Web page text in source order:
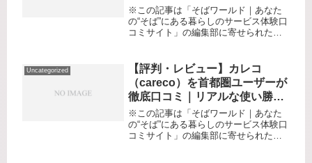
～都市生活を変えるシェアサイ
クルサービスの本音
※この記事は「そばワールド｜あなた
の“そば”にある暮らしのサービス体験口
コミサイト」の編集部に寄せられた各
休日や旅先で電車やバスの本数を気に
したくない――そんな日々の「移動...
Uncategorized
【評判・レビュー】カレコ
（careco）を首都圏ユーザーが
徹底口コミ｜リアルな使い勝
手・おすすめポイント・気にな
る弱点も本音で解説！
※この記事は「そばワールド｜あなた
の“そば”にある暮らしのサービス体験口
コミサイト」の編集部に寄せられた各